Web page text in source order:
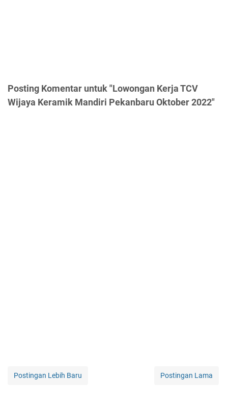
Posting Komentar untuk "Lowongan Kerja TCV
Wijaya Keramik Mandiri Pekanbaru Oktober 2022"
Postingan Lebih Baru Postingan Lama